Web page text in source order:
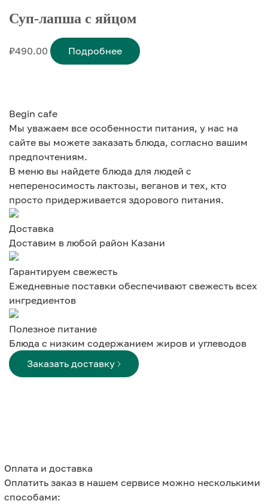
Суп-лапша с яйцом
₽490.00 Подробнее
Begin cafe
Мы уважаем все особенности питания, у нас на
сайте вы можете заказать блюда, согласно вашим
предпочтениям.
В меню вы найдете блюда для людей с
непереносимость лактозы, веганов и тех, кто
просто придерживается здорового питания.
Доставка
Доставим в любой район Казани
Гарантируем свежесть
Ежедневные поставки обеспечивают свежесть всех
ингредиентов
Полезное питание
Блюда с низким содержанием жиров и углеводов
Заказать доставку
Оплата и доставка
Оплатить заказ в нашем сервисе можно несколькими
способами: